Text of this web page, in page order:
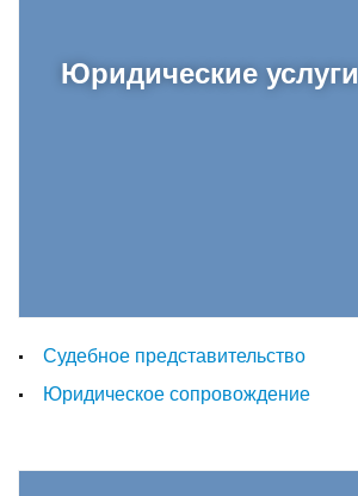
Юридические услуги
Судебное представительство
Юридическое сопровождение